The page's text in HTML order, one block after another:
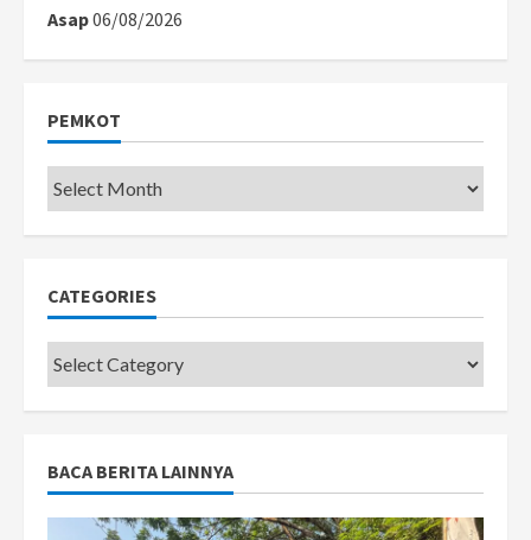
Asap06/08/2026
PEMKOT
Pemkot
CATEGORIES
Categories
BACA BERITA LAINNYA